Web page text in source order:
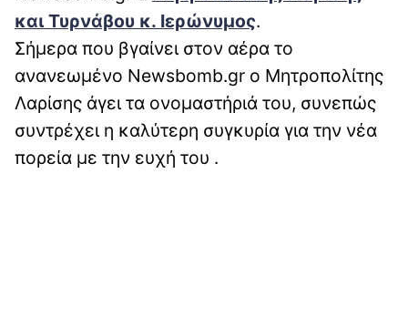
και Τυρνάβου κ. Ιερώνυμος.
Σήμερα που βγαίνει στον αέρα το
ανανεωμένο Newsbomb.gr ο Μητροπολίτης
Λαρίσης άγει τα ονομαστήριά του, συνεπώς
συντρέχει η καλύτερη συγκυρία για την νέα
πορεία με την ευχή του .